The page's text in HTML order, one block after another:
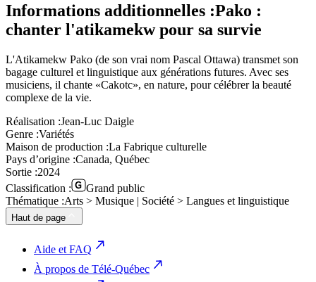
Informations additionnelles :Pako :
chanter l'atikamekw pour sa survie
L'Atikamekw Pako (de son vrai nom Pascal Ottawa) transmet son
bagage culturel et linguistique aux générations futures. Avec ses
musiciens, il chante «Cakotc», en nature, pour célébrer la beauté
complexe de la vie.
Réalisation :Jean-Luc Daigle
Genre :Variétés
Maison de production :La Fabrique culturelle
Pays d’origine :Canada, Québec
Sortie :2024
Classification :
Grand public
Thématique :Arts > Musique | Société > Langues et linguistique
Haut de page
Aide et FAQ
À propos de Télé-Québec